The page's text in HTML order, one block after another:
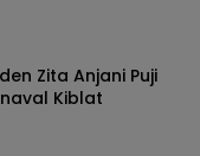
Zita Anjani Puji
Kiblat